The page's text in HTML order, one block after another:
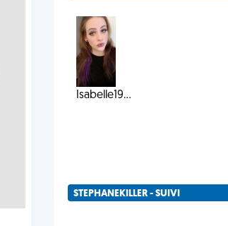
Isabelle19...
STEPHANEKILLER - SUIVI